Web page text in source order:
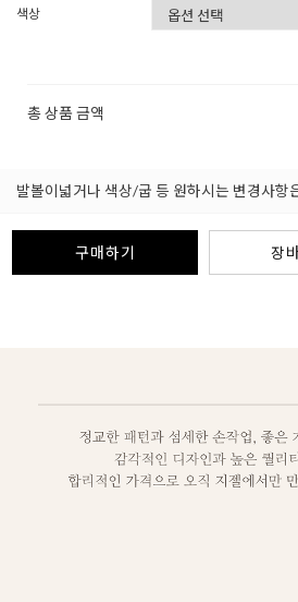
색상
총 상품 금액
발볼이넓거나 색상/굽 등 원하시는 변경사항
구매하기 장